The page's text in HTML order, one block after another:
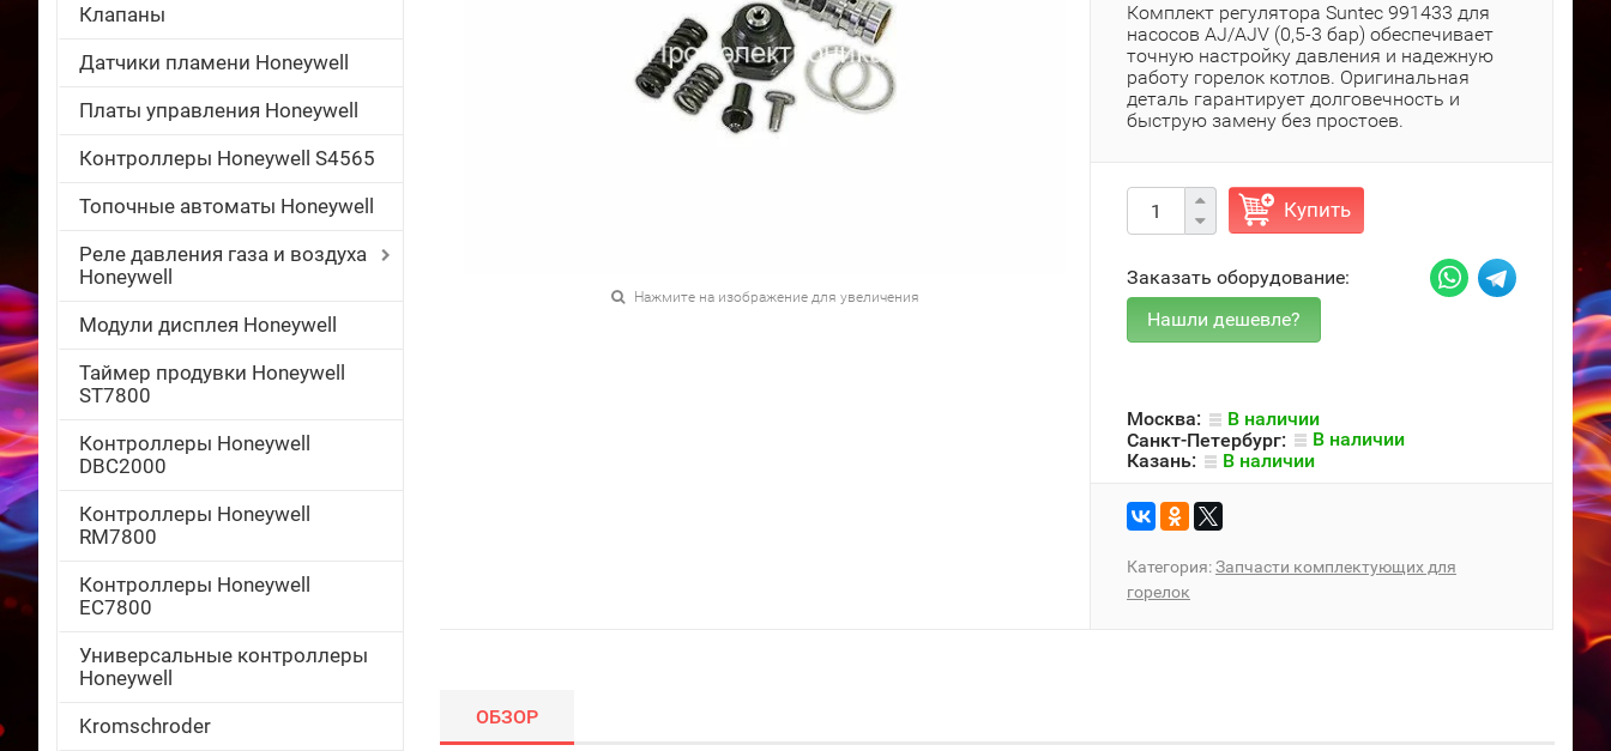
Клапаны
Датчики пламени Honeywell
Платы управления Honeywell
Контроллеры Honeywell S4565
Топочные автоматы Honeywell
Реле давления газа и воздуха
Honeywell
Модули дисплея Honeywell
Таймер продувки Honeywell
ST7800
Контроллеры Honeywell
DBC2000
Контроллеры Honeywell
RM7800
Контроллеры Honeywell
EC7800
Универсальные контроллеры
Honeywell
Kromschroder
Нажмите на изображение для увеличения
Комплект регулятора Suntec 991433 для
насосов AJ/AJV (0,5-3 бар) обеспечивает
точную настройку давления и надежную
работу горелок котлов. Оригинальная
деталь гарантирует долговечность и
быструю замену без простоев.
Купить
Заказать оборудование:
Москва:
В наличии
Санкт-Петербург:
В наличии
Казань:
В наличии
Категория:Запчасти комплектующих для
горелок
ОБЗОР